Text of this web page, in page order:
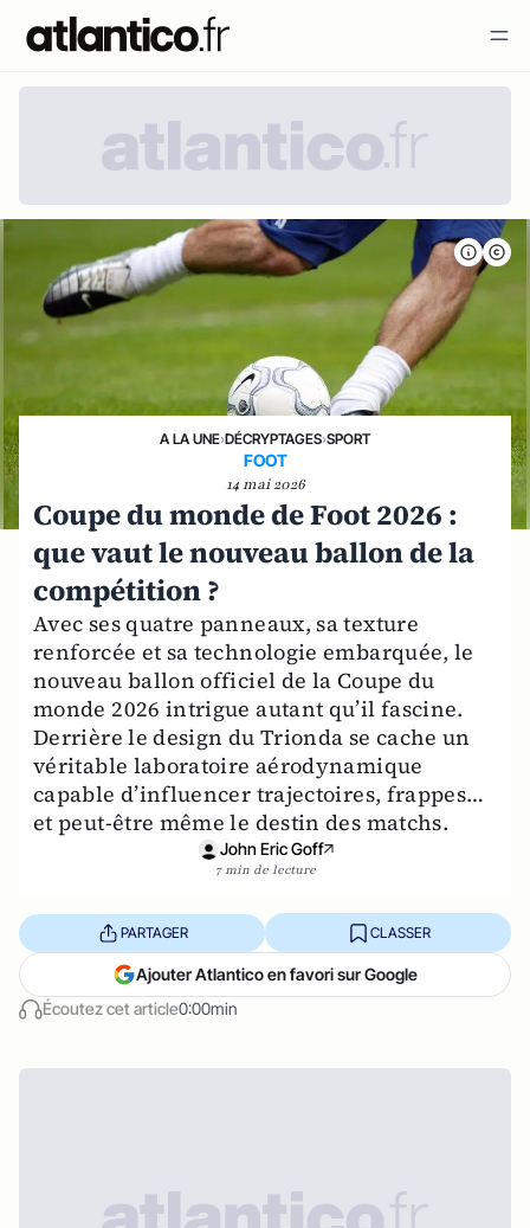
A LA UNE›DÉCRYPTAGES›SPORT
FOOT
14 mai 2026
Coupe du monde de Foot 2026 :
que vaut le nouveau ballon de la
compétition ?
Avec ses quatre panneaux, sa texture
renforcée et sa technologie embarquée, le
nouveau ballon officiel de la Coupe du
monde 2026 intrigue autant qu’il fascine.
Derrière le design du Trionda se cache un
véritable laboratoire aérodynamique
capable d’influencer trajectoires, frappes…
et peut-être même le destin des matchs.
John Eric Goff
7 min de lecture
Écoutez cet article0:00min
PARTAGER CLASSER
Ajouter Atlantico en favori sur Google